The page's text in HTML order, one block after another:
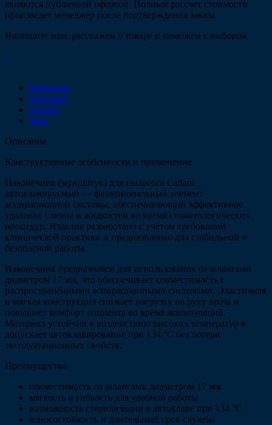
являются публичной офертой. Полный рассчет стоимости
произведет менеджер после подтверждения заказа.
Напишите нам, расскажем о товаре и поможем с выбором
Описание
Доставка
Оплата
Теги
Описание
Конструктивные особенности и применение
Наконечник (мундштук) для пылесоса Cattani,
автоклавируемый — функциональный элемент
аспирационной системы, обеспечивающий эффективное
удаление слюны и жидкостей во время стоматологических
процедур. Изделие разработано с учётом требований
клинической практики и предназначено для стабильной и
безопасной работы.
Наконечник предназначен для использования со шлангами
диаметром 17 мм, что обеспечивает совместимость с
распространёнными аспирационными системами. Эластичная
и мягкая конструкция снижает нагрузку на руку врача и
повышает комфорт пациента во время манипуляций.
Материал устойчив к воздействию высоких температур и
допускает автоклавирование при 134 °C без потери
эксплуатационных свойств.
Преимущества:
совместимость со шлангами диаметром 17 мм
мягкость и гибкость для удобной работы
возможность стерилизации в автоклаве при 134 °C
износостойкость и длительный срок службы